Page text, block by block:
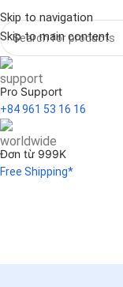
Skip to navigation
Skip to main content
Pro Support
+84 961 53 16 16
Đơn từ 999K
Free Shipping*